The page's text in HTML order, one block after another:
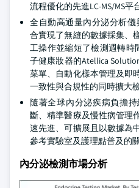
流程優化的先進LC-MS/MS平
全自動高通量內分泌分析
合實現了無縫的數據採集、
工操作並縮短了檢測週轉時
子健康妝器的Atellica
菜單、自動化樣本管理及即
一致性與合規性的同時擴大
隨著全球內分泌疾病負擔
斷、精準醫療及慢性病管理
速先進、可擴展且以數據為
參考實驗室及護理點普及的
內分泌檢測市場分析